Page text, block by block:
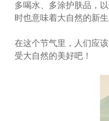
多喝水、多涂护肤品，
时也意味着大自然的新
在这个节气里，人们应
受大自然的美好吧！